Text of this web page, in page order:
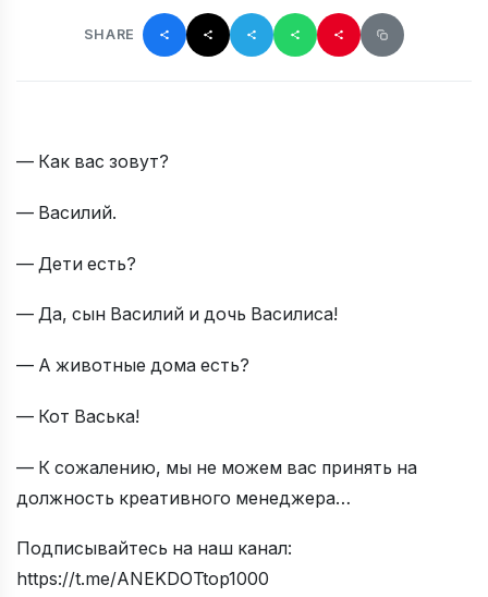
SHARE
— Как вас зовут?
— Василий.
— Дети есть?
— Да, сын Василий и дочь Василиса!
— А животные дома есть?
— Кот Васька!
— К сожалению, мы не можем вас принять на
должность креативного менеджера…
Подписывайтесь на наш канал:
https://t.me/ANEKDOTtop1000